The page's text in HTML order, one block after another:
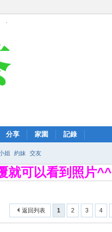
.
分享 家園 記錄
姐 約妹 交友
就可以看到照片^^
1 2 3 4
返回列表